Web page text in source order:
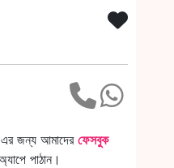
এর জন্য আমাদের ফেসবুক
পাঠান।